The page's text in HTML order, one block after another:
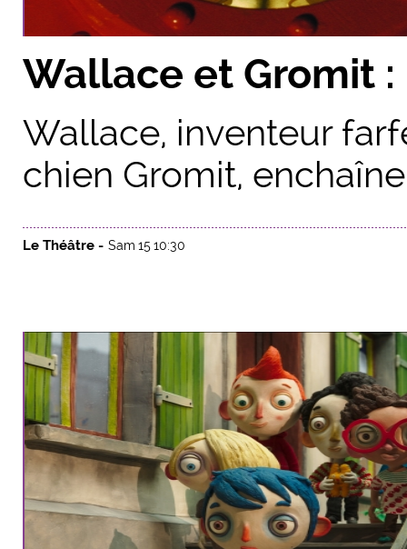
Wallace et Gromit
Wallace, inventeur
chien Gromit,
Le Théâtre - Sam 15 10:30